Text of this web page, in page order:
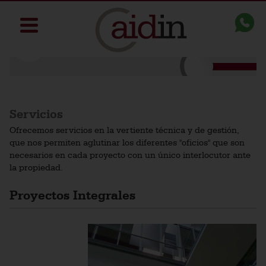
Servicios
Ofrecemos servicios en la vertiente técnica y de gestión,
que nos permiten aglutinar los diferentes "oficios" que son
necesarios en cada proyecto con un único interlocutor ante
la propiedad.
Proyectos Integrales